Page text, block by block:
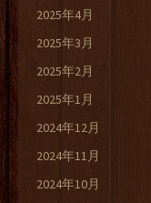
2025年4月
2025年3月
2025年2月
2025年1月
2024年12月
2024年11月
2024年10月